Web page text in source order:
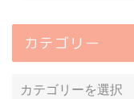
カテゴリー